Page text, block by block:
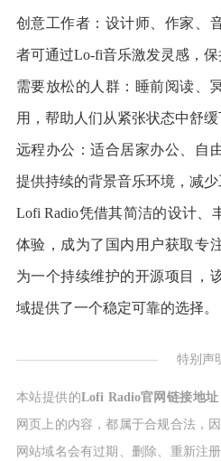
创意工作者：设计师、作家、
者可通过Lo-fi音乐激发灵感，保
需要放松的人群：睡前阅读、
用，帮助人们从紧张状态中舒缓
远程办公：适合居家办公、自
提供持续的背景音乐环境，减少
Lofi Radio凭借其简洁的设计、
体验，成为了国内用户获取专
为一个持续维护的开源项目，
域提供了一个稳定可靠的选择。
特别声
本站提供的Lofi Radio官网链接地址
网页上的内容，都属于合规合法，
网站域名会有过期、删除、重新注